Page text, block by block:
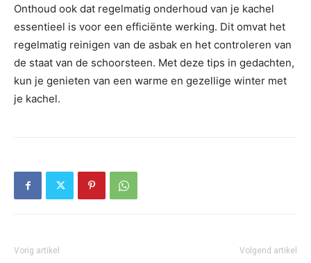
Onthoud ook dat regelmatig onderhoud van je kachel
essentieel is voor een efficiënte werking. Dit omvat het
regelmatig reinigen van de asbak en het controleren van
de staat van de schoorsteen. Met deze tips in gedachten,
kun je genieten van een warme en gezellige winter met
je kachel.
Vorig artikel Volgend artikel